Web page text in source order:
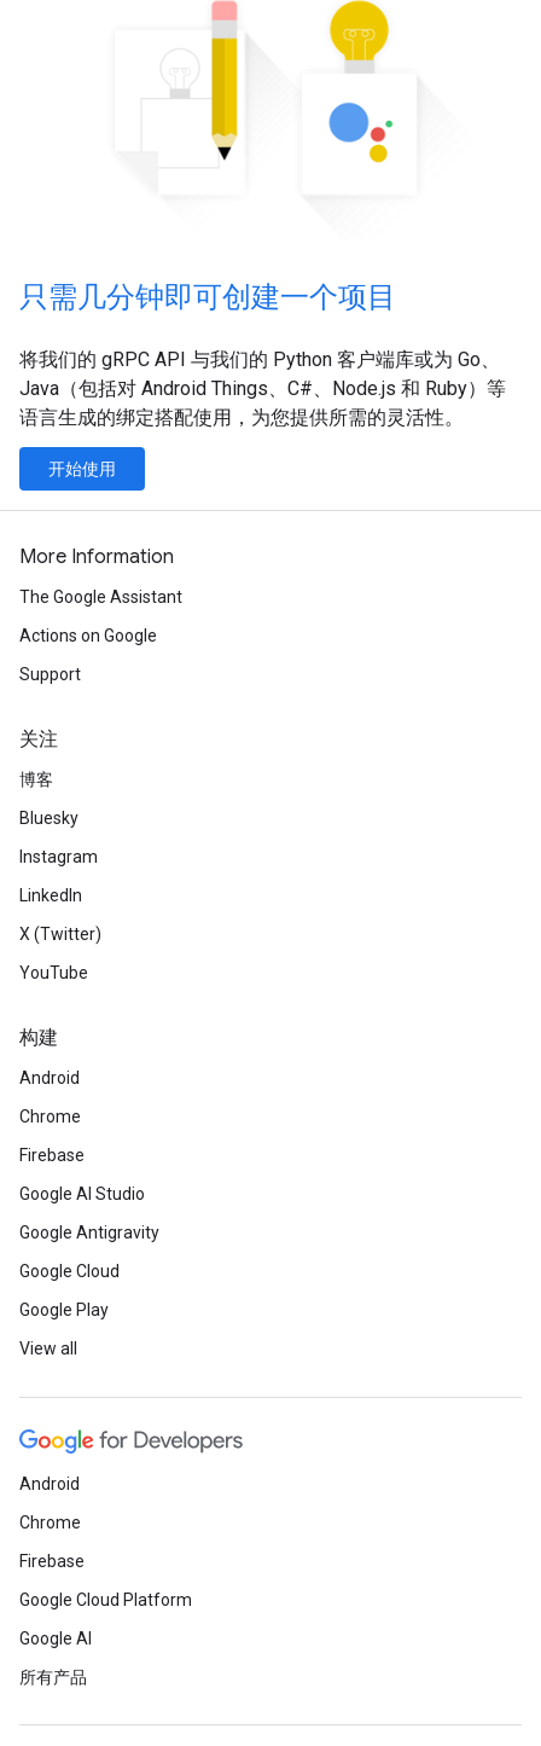
只需几分钟即可创建一个项目
将我们的 gRPC API 与我们的 Python 客户端库或为 Go、
Java（包括对 Android Things、C#、Node.js 和 Ruby）等
语言生成的绑定搭配使用，为您提供所需的灵活性。
开始使用
More Information
The Google Assistant
Actions on Google
Support
关注
博客
Bluesky
Instagram
LinkedIn
X (Twitter)
YouTube
构建
Android
Chrome
Firebase
Google AI Studio
Google Antigravity
Google Cloud
Google Play
View all
Android
Chrome
Firebase
Google Cloud Platform
Google AI
所有产品